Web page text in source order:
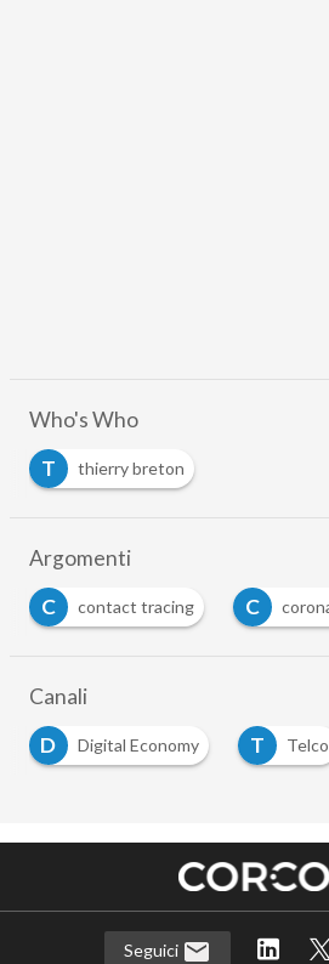
Who's Who
T
thierry breton
Argomenti
contact tracing C coronavirus
Canali
D
Digital Economy T Telco
Seguici